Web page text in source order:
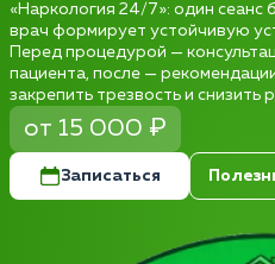
«Наркология 24/7»: один сеанс
врач формирует устойчивую
Перед процедурой —
пациента, после —
закрепить трезвость и снизить
от 15 000 ₽
Записаться